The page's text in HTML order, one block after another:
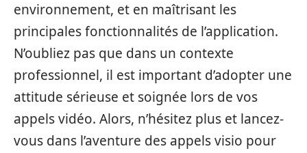
environnement, et en maîtrisant les
principales fonctionnalités de l’application.
N’oubliez pas que dans un contexte
professionnel, il est important d’adopter une
attitude sérieuse et soignée lors de vos
appels vidéo. Alors, n’hésitez plus et lancez-
vous dans l’aventure des appels visio pour